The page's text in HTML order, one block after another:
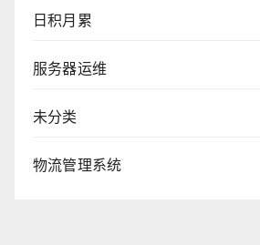
日积月累
服务器运维
未分类
物流管理系统